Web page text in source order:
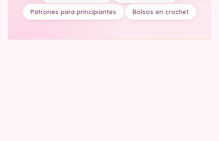
Patrones para principiantes Bolsos en crochet